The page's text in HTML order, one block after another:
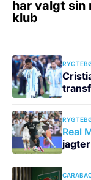
Real